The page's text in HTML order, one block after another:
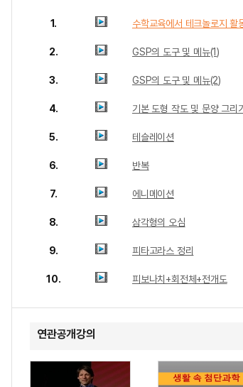
1. 수학교육에서 테크놀로지 활
2. GSP의 도구 및 메뉴(1)
3. GSP의 도구 및 메뉴(2)
4. 기본 도형 작도 및 문양 그리기
5. 테슬레이션
6. 반복
7. 에니메이션
8. 삼각형의 오심
9. 피타고라스 정리
10. 피보나치+회전체+전개도
연관공개강의